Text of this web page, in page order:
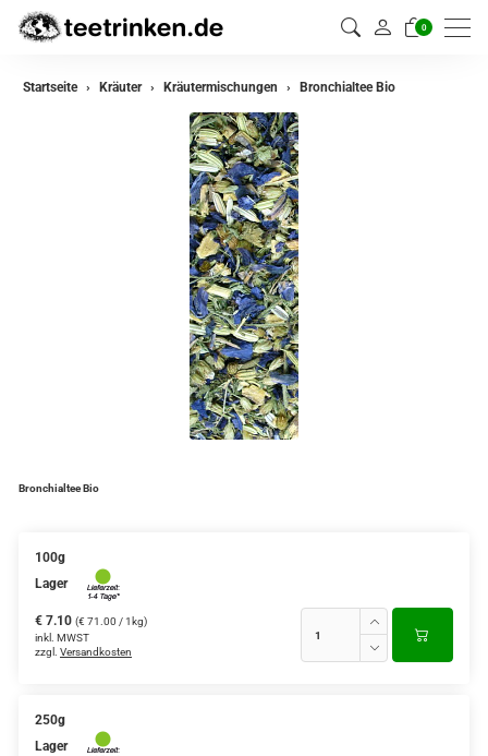
0
zurück
Startseite Kräuter Kräutermischungen Bronchialtee Bio
Bronchialtee Bio
100g
Lager
€ 7.10 (€ 71.00 / 1kg)
inkl. MWST
zzgl. Versandkosten
250g
Lager